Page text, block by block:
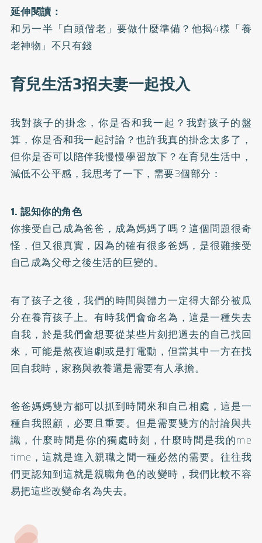
延伸閱讀：
和另一半「白頭偕老」要做什麼準備？他揭4樣「養
老神物」不只有錢
育兒生活3招夫妻一起投入
我對孩子的掛念，你是否和我一起？我對孩子的盤
算，你是否和我一起討論？也許我真的掛念太多了，
但你是否可以陪伴我慢慢學習放下？在育兒生活中，
減低不公平感，我思考了一下，需要3個部分：
1. 認知你的角色
你接受自己成為爸爸，成為媽媽了嗎？這個問題很奇
怪，但又很真實，因為的確有很多爸媽，是很難接受
自己成為父母之後生活的巨變的。
有了孩子之後，我們的時間與體力一定得大部分被瓜
分在養育孩子上。有時我們會命名為，這是一種失去
自我，於是我們會想要從某些片刻把過去的自己找回
來，可能是熬夜追劇或是打電動，但當其中一方在找
回自我時，家務與教養還是需要有人承擔。
爸爸媽媽雙方都可以抓到時間來和自己相處，這是一
種自我照顧，必要且重要。但是需要雙方的討論與共
識，什麼時間是你的獨處時刻，什麼時間是我的me
time，這就是進入親職之間一種必然的需要。往往我
們更認知到這就是親職角色的改變時，我們比較不容
易把這些改變命名為失去。